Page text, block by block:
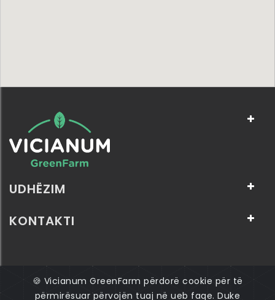
UDHËZIM
KONTAKTI
© 2026 Të gjitha të drejtat e rezervuara: Vicianum
🍪 Vicianum GreenFarm përdorë cookie për të
përmirësuar përvojën tuaj në ueb faqe. Duke